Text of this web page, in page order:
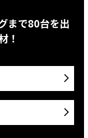
まで80台を出
！